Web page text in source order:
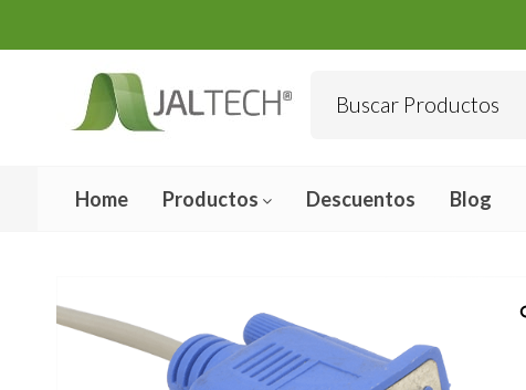
Home Productos Descuentos Blog